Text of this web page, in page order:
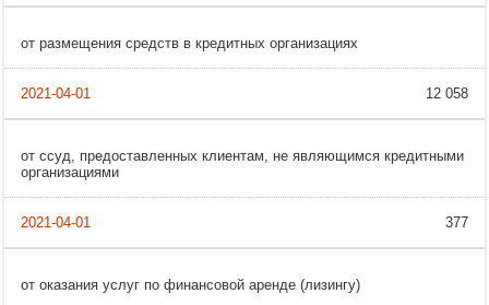
от размещения средств в кредитных организациях
12 058
от ссуд, предоставленных клиентам, не являющимся кредитными
организациями
377
от оказания услуг по финансовой аренде (лизингу)